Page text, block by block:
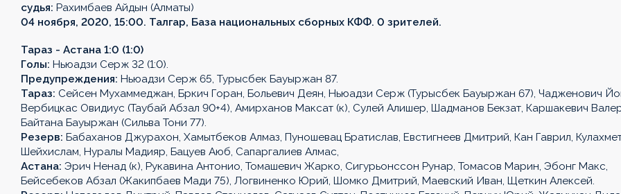
OLIMPBET
ПРЕМЬЕР-
ЛИГА
Жаңалықтар
1XBET
БІРІНШІ
ЛИГА
Жаңалықтар
OLIMPBET
КУБОК
Жаңалықтар
Күнтізбе
ЕКІНШІ
ЛИГА
Жаңалықтар
Күнтізбе
OLIMPBET
СУПЕРКУБОК
Жаңалықтар
Күнтізбе
ӘЙЕЛДЕР
ЛИГАСЫ
Жаңалықтар
Күнтізбе
ӘЙЕЛДЕР
КУБОГЫ
Жаңалықтар
Күнтізбе
1ХВЕТ
ЛИГА
КУБОГЫ
Жаңалықтар
Басшылық
судья: Рахимбаев Айдын (Алматы)
04 ноября, 2020, 15:00. Талгар, База национальных сборных КФФ. 0 зрителей.
Тараз - Астана 1:0 (1:0)
Голы: Ньюадзи Серж 32 (1:0).
Предупреждения: Ньюадзи Серж 65, Турысбек Бауыржан 87.
Тараз: Сейсен Мухаммеджан, Бркич Горан, Больевич Деян, Ньюадзи Серж (Турысбек Бауыржан 67), Чадженович
Вербицкас Овидиус (Таубай Абзал 90+4), Амирханов Максат (к), Сулей Алишер, Шадманов Бекзат, Каршакевич
Байтана Бауыржан (Сильва Тони 77).
Резерв: Бабаханов Джурахон, Хамытбеков Алмаз, Пуношевац Братислав, Евстигнеев Дмитрий, Кан Гаврил,
Шейхислам, Нуралы Мадияр, Бацуев Аюб, Сапаргалиев Алмас,
Астана: Эрич Ненад (к), Рукавина Антонио, Томашевич Жарко, Сигурьонссон Рунар, Томасов Марин, Эбонг Макс,
Бейсебеков Абзал (Жакипбаев Мади 75), Логвиненко Юрий, Шомко Дмитрий, Маевский Иван, Щеткин Алексей.